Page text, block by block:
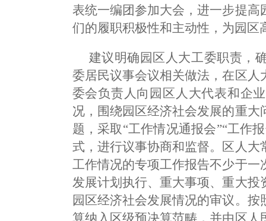
表统一编团参加大会，进一步提
们的履职积极性和主动性，为园
建议明确园区人大工委职责，
委居民议事会议相关做法，在区
委会负责人向园区人大代表和企
况，围绕园区经济社会发展的重
题，采取“工作情况通报会”“工作
式，进行议事协商和监督。区人
工作情况的专项工作报告不少于
发展计划执行、重大事项、重大
园区经济社会发展情况的审议。
算纳入区级预决算范畴，并由区